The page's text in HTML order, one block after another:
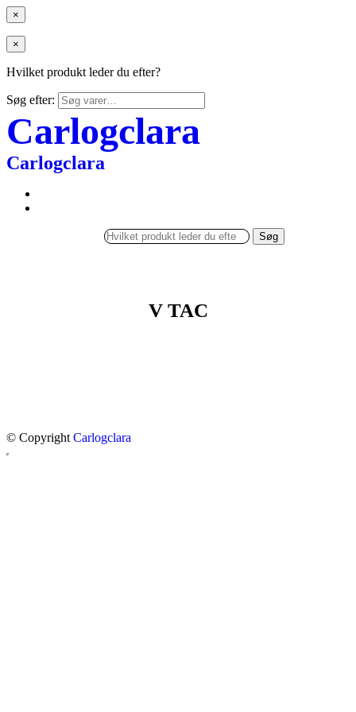
×
×
Hvilket produkt leder du efter?
Søg efter:
Carlogclara
Carlogclara
Søg
V TAC
© Copyright Carlogclara